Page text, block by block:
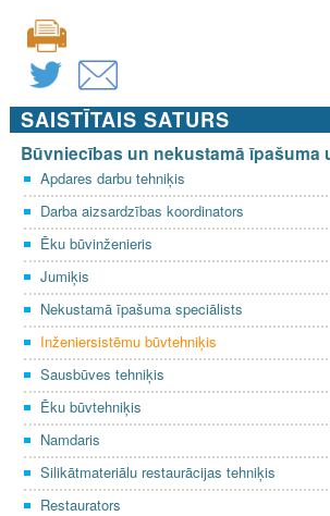
SAISTĪTAIS SATURS
Būvniecības un nekustamā īpašuma
Apdares darbu tehniķis
Darba aizsardzības koordinators
Ēku būvinženieris
Jumiķis
Nekustamā īpašuma speciālists
Inženiersistēmu būvtehniķis
Sausbūves tehniķis
Ēku būvtehniķis
Namdaris
Silikātmateriālu restaurācijas tehniķis
Restaurators